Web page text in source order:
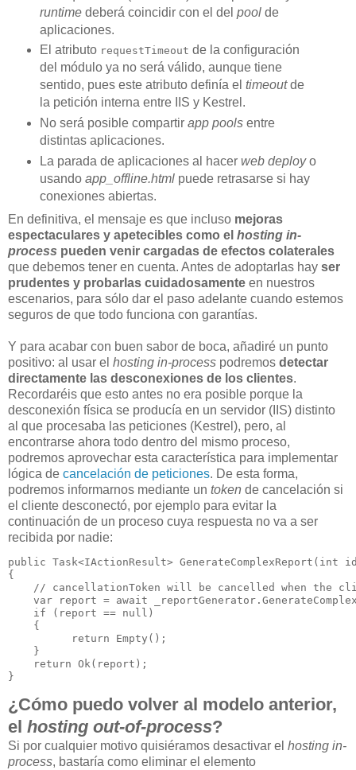
runtimedeberá coincidir con el del poolde
aplicaciones.
El atributo requestTimeout de la configuración
del módulo ya no será válido, aunque tiene
sentido, pues este atributo definía el timeoutde
la petición interna entre IIS y Kestrel.
No será posible compartir app poolsentre
distintas aplicaciones.
La parada de aplicaciones al hacer web deployo
usando app_offline.htmlpuede retrasarse si hay
conexiones abiertas.
En definitiva, el mensaje es que incluso mejoras
espectaculares y apetecibles como el hosting in-
process pueden venir cargadas de efectos colaterales
que debemos tener en cuenta. Antes de adoptarlas hay ser
prudentes y probarlas cuidadosamente en nuestros
escenarios, para sólo dar el paso adelante cuando estemos
seguros de que todo funciona con garantías.
Y para acabar con buen sabor de boca, añadiré un punto
positivo: al usar el hosting in-process podremos detectar
directamente las desconexiones de los clientes.
Recordaréis que esto antes no era posible porque la
desconexión física se producía en un servidor (IIS) distinto
al que procesaba las peticiones (Kestrel), pero, al
encontrarse ahora todo dentro del mismo proceso,
podremos aprovechar esta característica para implementar
lógica de cancelación de peticiones. De esta forma,
podremos informarnos mediante un token de cancelación si
el cliente desconectó, por ejemplo para evitar la
continuación de un proceso cuya respuesta no va a ser
recibida por nadie:
public Task<IActionResult> GenerateComplexReport(int
{
// cancellationToken will be cancelled when the
var report = await
    if (report == null)
    {
          return Empty();
    }
    return Ok(report);
¿Cómo puedo volver al modelo anterior,
el hosting out-of-process?
Si por cualquier motivo quisiéramos desactivar el hosting in-
process, bastaría como eliminar el elemento